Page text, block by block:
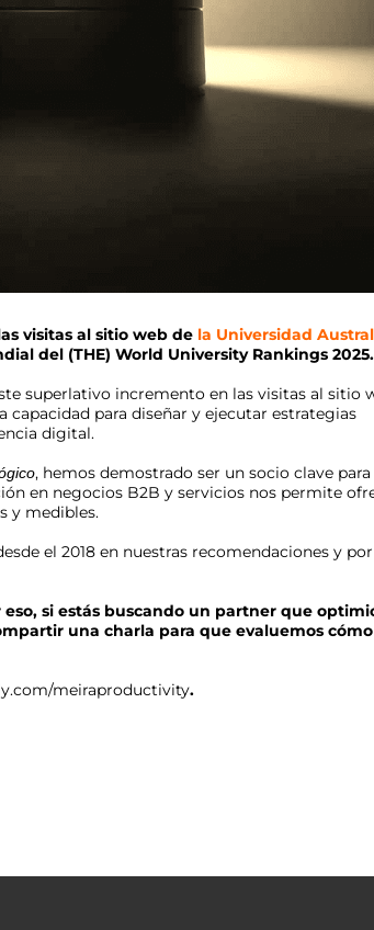
visitas al sitio web de la Universidad
del (THE) World University Rankings 2025.
superlativo incremento en las visitas al sitio
capacidad para diseñar y ejecutar estrategias
digital.
, hemos demostrado ser un socio clave para
en negocios B2B y servicios nos permite
y medibles.
el 2018 en nuestras recomendaciones y
si estás buscando un partner que
una charla para que evaluemos cómo
meiraproductivity.